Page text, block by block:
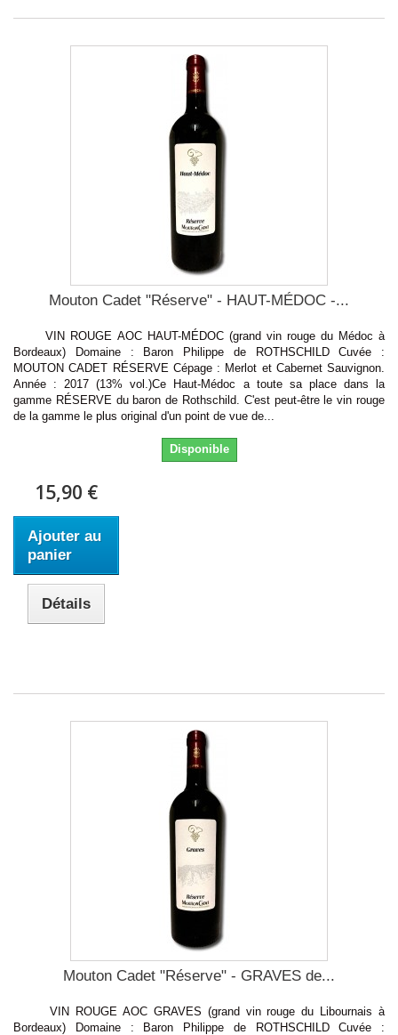
Mouton Cadet "Réserve" - HAUT-MÉDOC -...
VIN ROUGE AOC HAUT-MÉDOC (grand vin rouge du Médoc à
Bordeaux) Domaine : Baron Philippe de ROTHSCHILD Cuvée :
MOUTON CADET RÉSERVE Cépage : Merlot et Cabernet Sauvignon.
Année : 2017 (13% vol.)Ce Haut-Médoc a toute sa place dans la
gamme RÉSERVE du baron de Rothschild. C'est peut-être le vin rouge
de la gamme le plus original d'un point de vue de...
Disponible
15,90 €
Ajouter au
panier
Détails
Mouton Cadet "Réserve" - GRAVES de...
VIN ROUGE AOC GRAVES (grand vin rouge du Libournais à
Bordeaux) Domaine : Baron Philippe de ROTHSCHILD Cuvée :